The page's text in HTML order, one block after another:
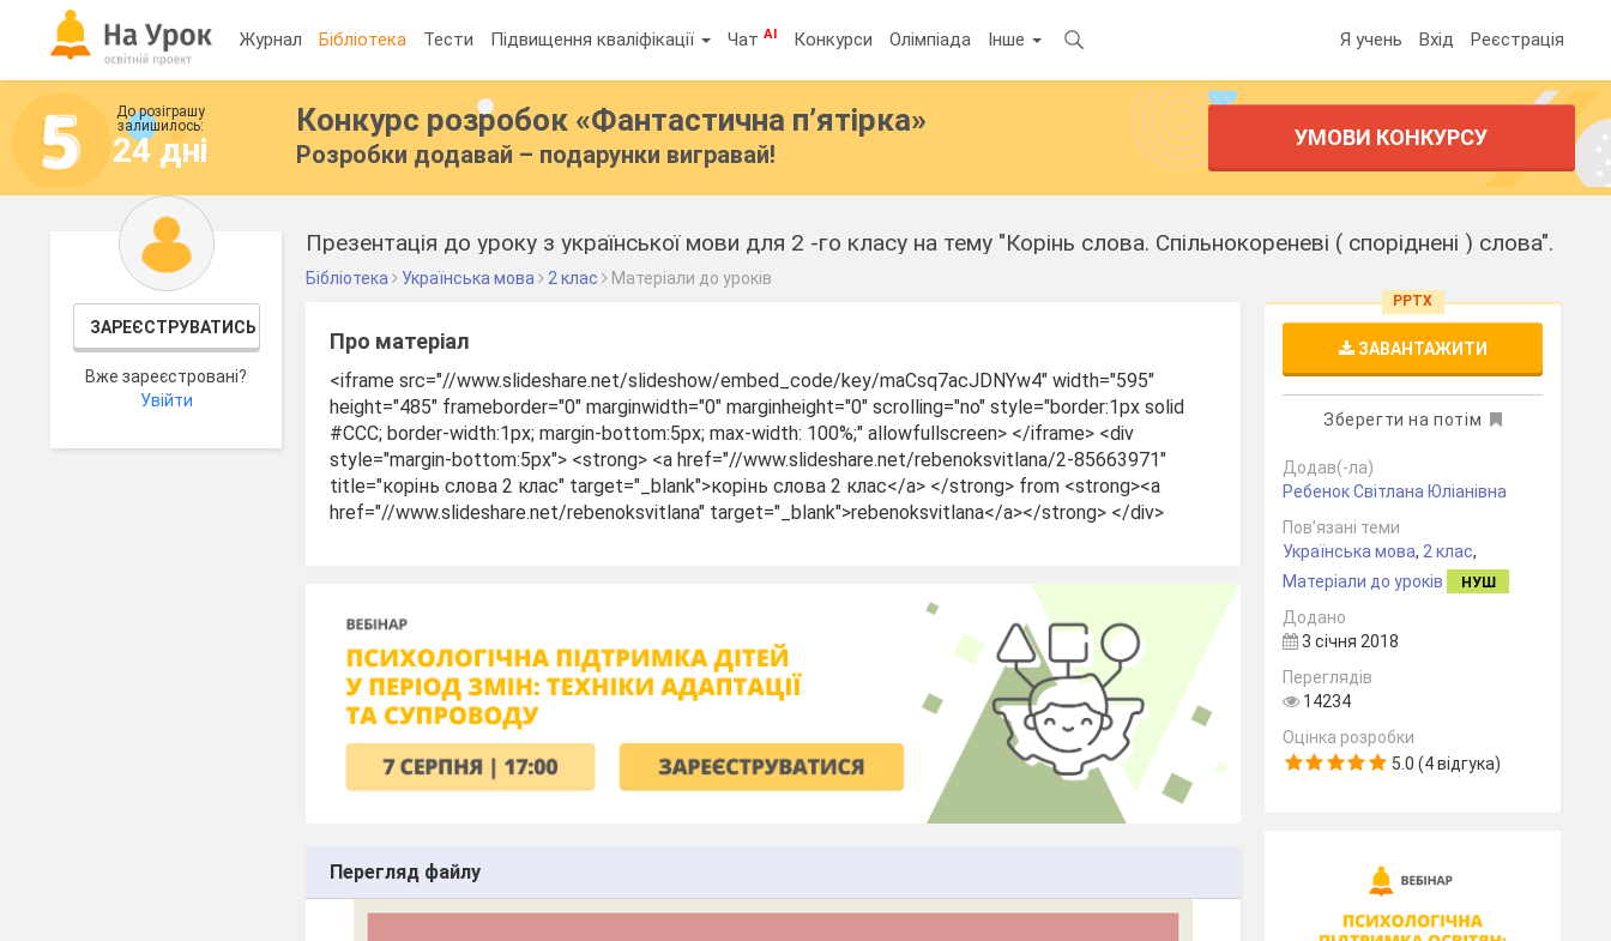
Журнал Бібліотека Тести Підвищення кваліфікації ЧатAI Конкурси Олімпіада Інше Я учень Вхід Реєстрація
До розіграшу
залишилось:
24 дні
Конкурс розробок «Фантастична п’ятірка»
Розробки додавай – подарунки вигравай!
УМОВИ КОНКУРСУ
ЗАРЕЄСТРУВАТИСЬ
Вже зареєстровані?
Увійти
Презентація до уроку з української мови для 2 -го класу на тему "Корінь слова. Спільнокореневі ( споріднені ) слова".
Бібліотека Українська мова 2 клас Матеріали до уроків
Про матеріал
<iframe src="//www.slideshare.net/slideshow/embed_code/key/maCsq7acJDNYw4" width="595"
height="485" frameborder="0" marginwidth="0" marginheight="0" scrolling="no" style="border:1px solid
#CCC; border-width:1px; margin-bottom:5px; max-width: 100%;" allowfullscreen> </iframe> <div
style="margin-bottom:5px"> <strong> <a href="//www.slideshare.net/rebenoksvitlana/2-85663971"
title="корінь слова 2 клас" target="_blank">корінь слова 2 клас</a> </strong> from <strong><a
href="//www.slideshare.net/rebenoksvitlana" target="_blank">rebenoksvitlana</a></strong> </div>
Перегляд файлу
PPTX
ЗАВАНТАЖИТИ
Зберегти на потім
Додав(-ла)
Ребенок Світлана Юліанівна
Пов’язані теми
Українська мова, 2 клас,
Матеріали до уроків
НУШ
Додано
3 січня 2018
Переглядів
14234
Оцінка розробки
5.0 (4 відгука)